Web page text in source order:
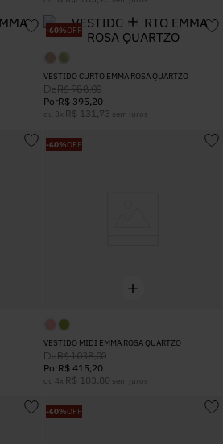
-60%OFF
VESTIDO CURTO EMMA ROSA QUARTZO
DeR$ 988,00
PorR$ 395,20
ou 3 x R$ 131,73 sem juros
-60%OFF
VESTIDO MIDI EMMA ROSA QUARTZO
DeR$ 1.038,00
PorR$ 415,20
ou 4 x R$ 103,80 sem juros
-60%OFF